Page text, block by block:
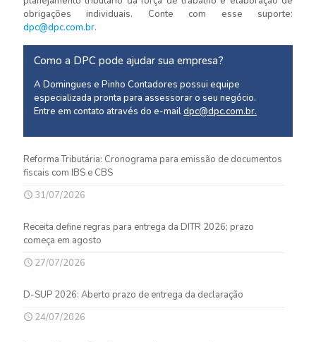
obrigações individuais. Conte com esse suporte:
dpc@dpc.com.br.
Como a DPC pode ajudar sua empresa?
A Domingues e Pinho Contadores possui equipe
especializada pronta para assessorar o seu negócio.
Entre em contato através do e-maildpc@dpc.com.br.
Reforma Tributária: Cronograma para emissão de documentos
fiscais com IBS e CBS
31/07/2026
Receita define regras para entrega da DITR 2026; prazo
começa em agosto
27/07/2026
D-SUP 2026: Aberto prazo de entrega da declaração
24/07/2026